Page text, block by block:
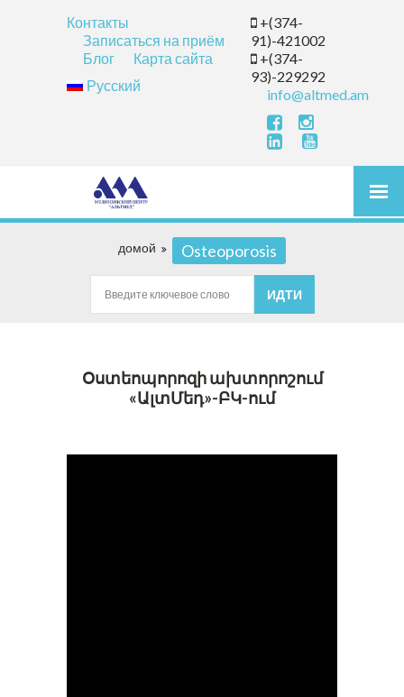
Контакты
Записаться на приём
Блог
Карта сайта
Русский
+(374-
91)-421002
+(374-
93)-229292
info@altmed.am
домой Osteoporosis
Օստեոպորոզի ախտորոշում
«ԱլտՄեդ»-ԲԿ-ում